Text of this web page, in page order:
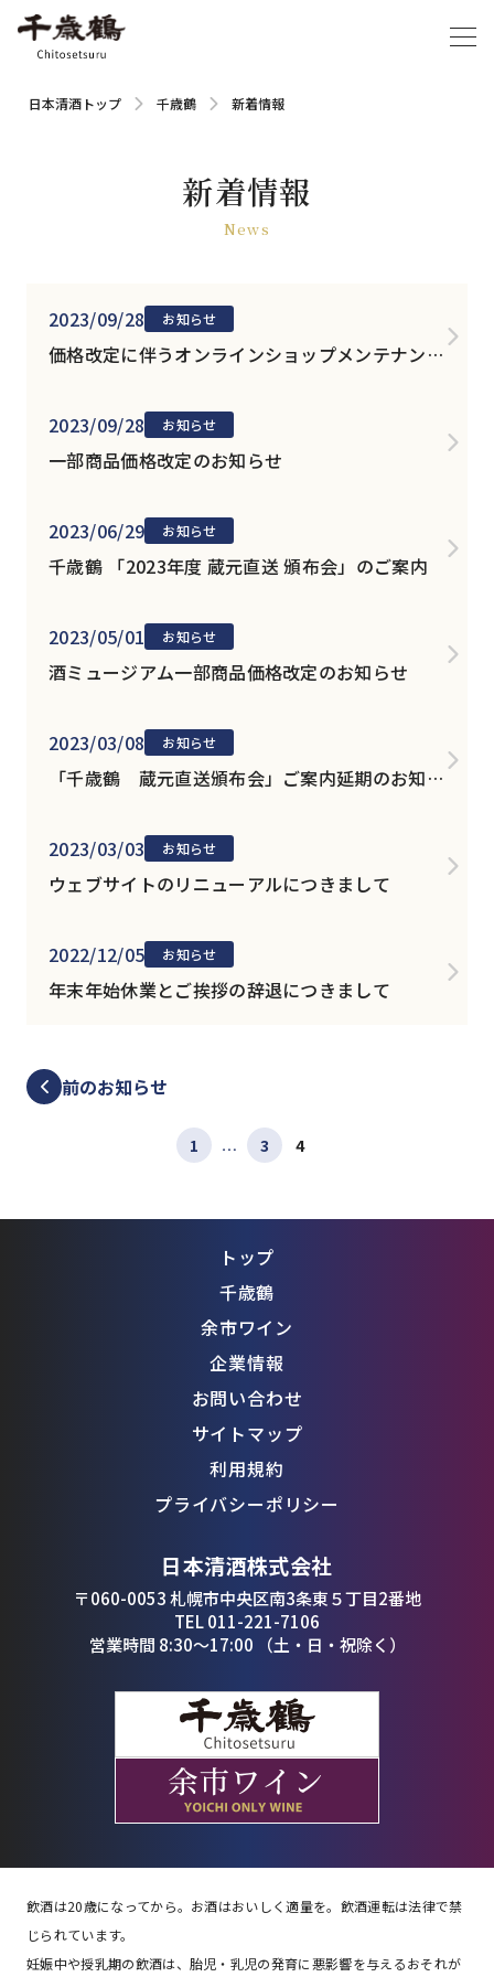
日本清酒トップ 千歳鶴 新着情報
新着情報
News
2023/09/28 お知らせ
価格改定に伴うオンラインショップメンテナンス
2023/09/28
お知らせ
一部商品価格改定のお知らせ
2023/06/29 お知らせ
千歳鶴 「2023年度 蔵元直送 頒布会」のご案内
2023/05/01 お知らせ
酒ミュージアム一部商品価格改定のお知らせ
2023/03/08 お知らせ
「千歳鶴 蔵元直送頒布会」ご案内延期のお知ら
2023/03/03
お知らせ
ウェブサイトのリニューアルにつきまして
2022/12/05 お知らせ
年末年始休業とご挨拶の辞退につきまして
前のお知らせ
1 … 3 4
トップ
千歳鶴
余市ワイン
企業情報
お問い合わせ
サイトマップ
利用規約
プライバシーポリシー
日本清酒株式会社
〒060-0053 札幌市中央区南3条東５丁目2番地
TEL 011-221-7106
営業時間 8:30〜17:00 （土・日・祝除く）
飲酒は20歳になってから。お酒はおいしく適量を。飲酒運転は法律で禁
じられています。
妊娠中や授乳期の飲酒は、胎児・乳児の発育に悪影響を与えるおそれが